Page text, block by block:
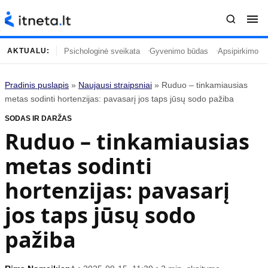
Turinys
Naujausi straipsniai
Gyvenimas
Mada
Mokslas
Namai ir interjeras
Temos
Kulinarija
Technologijos
Gyvenimo būdas
Vasaros mada
Tėvai ir vaikai
Populiaru
AKTUALU: Psichologinė sveikata Gyvenimo būdas Apsipirkimo
Pradinis puslapis » Naujausi straipsniai » Ruduo – tinkamiausias
metas sodinti hortenzijas: pavasarį jos taps jūsų sodo pažiba
SODAS IR DARŽAS
Ruduo – tinkamiausias
metas sodinti
hortenzijas: pavasarį
jos taps jūsų sodo
pažiba